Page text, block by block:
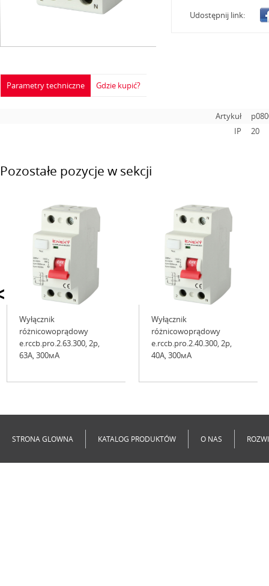
Udostępnij link:
Parametry techniczne
Artykuł
IP
20
Gdzie kupić?
Pozostałe pozycje w sekcji
Wyłącznik
różnicowoprądowy
e.rccb.pro.2.63.300, 2р,
63А, 300мА
Wyłącznik
różnicowoprądowy
e.rccb.pro.2.40.300, 2р,
40А, 300мА
STRONA GLOWNA KATALOG PRODUKTÓW O NAS